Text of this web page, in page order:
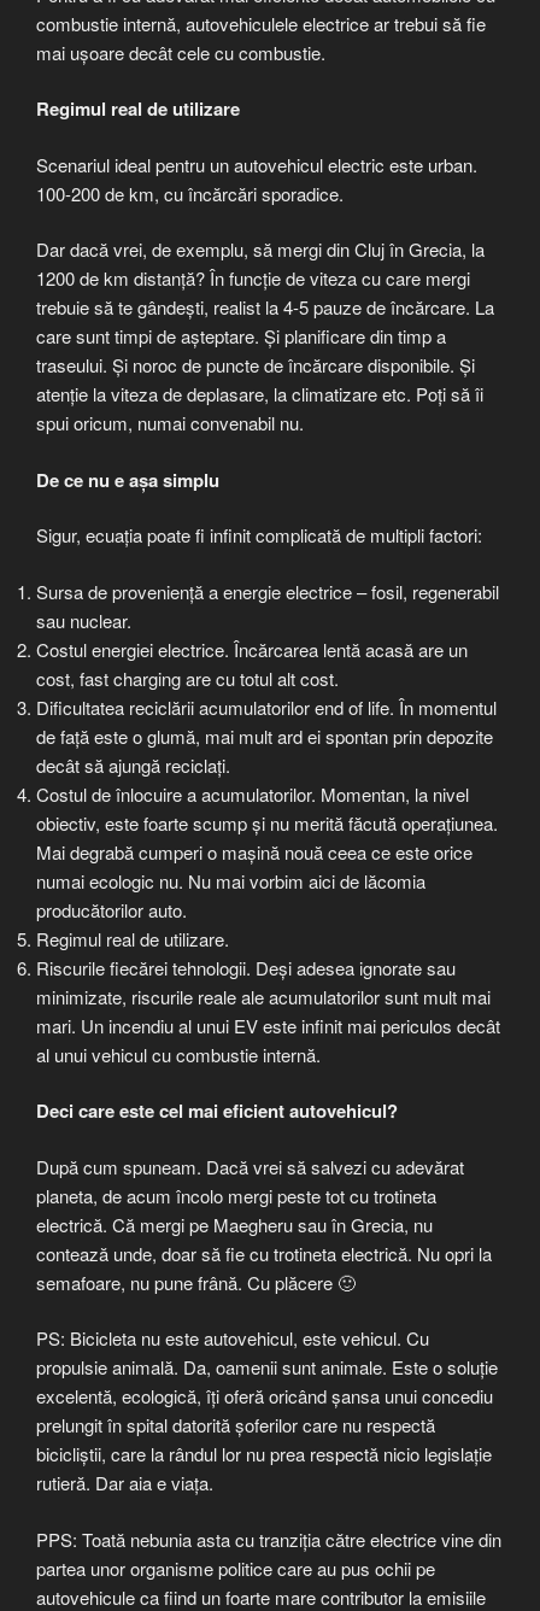
combustie internă, autovehiculele electrice ar trebui să fie
mai ușoare decât cele cu combustie.
Regimul real de utilizare
Scenariul ideal pentru un autovehicul electric este urban.
100-200 de km, cu încărcări sporadice.
Dar dacă vrei, de exemplu, să mergi din Cluj în Grecia, la
1200 de km distanță? În funcție de viteza cu care mergi
trebuie să te gândești, realist la 4-5 pauze de încărcare. La
care sunt timpi de așteptare. Și planificare din timp a
traseului. Și noroc de puncte de încărcare disponibile. Și
atenție la viteza de deplasare, la climatizare etc. Poți să îi
spui oricum, numai convenabil nu.
De ce nu e așa simplu
Sigur, ecuația poate fi infinit complicată de multipli factori:
Sursa de proveniență a energie electrice – fosil, regenerabil
sau nuclear.
Costul energiei electrice. Încărcarea lentă acasă are un
cost, fast charging are cu totul alt cost.
Dificultatea reciclării acumulatorilor end of life. În momentul
de față este o glumă, mai mult ard ei spontan prin depozite
decât să ajungă reciclați.
Costul de înlocuire a acumulatorilor. Momentan, la nivel
obiectiv, este foarte scump și nu merită făcută operațiunea.
Mai degrabă cumperi o mașină nouă ceea ce este orice
numai ecologic nu. Nu mai vorbim aici de lăcomia
producătorilor auto.
Regimul real de utilizare.
Riscurile fiecărei tehnologii. Deși adesea ignorate sau
minimizate, riscurile reale ale acumulatorilor sunt mult mai
mari. Un incendiu al unui EV este infinit mai periculos decât
al unui vehicul cu combustie internă.
Deci care este cel mai eficient autovehicul?
După cum spuneam. Dacă vrei să salvezi cu adevărat
planeta, de acum încolo mergi peste tot cu trotineta
electrică. Că mergi pe Maegheru sau în Grecia, nu
contează unde, doar să fie cu trotineta electrică. Nu opri la
semafoare, nu pune frână. Cu plăcere 🙂
PS: Bicicleta nu este autovehicul, este vehicul. Cu
propulsie animală. Da, oamenii sunt animale. Este o soluție
excelentă, ecologică, îți oferă oricând șansa unui concediu
prelungit în spital datorită șoferilor care nu respectă
bicicliștii, care la rândul lor nu prea respectă nicio legislație
rutieră. Dar aia e viața.
PPS: Toată nebunia asta cu tranziția către electrice vine din
partea unor organisme politice care au pus ochii pe
autovehicule ca fiind un foarte mare contributor la emisiile